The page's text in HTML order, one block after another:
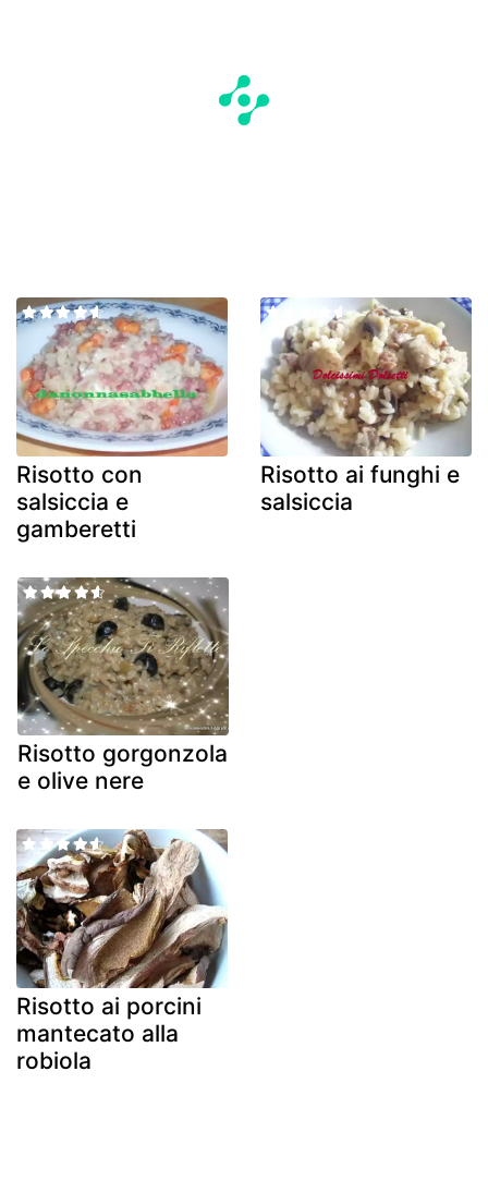
Risotto con
salsiccia e
gamberetti
Risotto ai funghi e
salsiccia
Risotto gorgonzola
e olive nere
Risotto ai porcini
mantecato alla
robiola